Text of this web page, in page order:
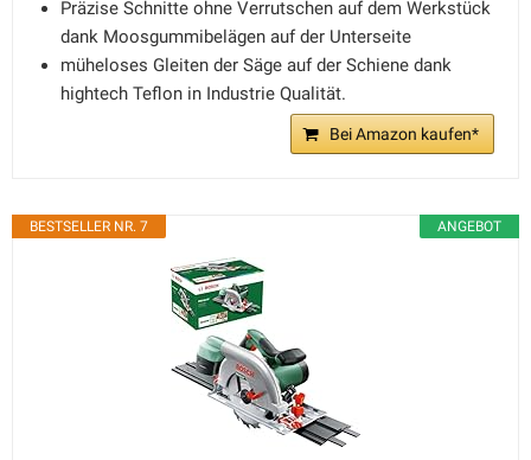
Präzise Schnitte ohne Verrutschen auf dem Werkstück
dank Moosgummibelägen auf der Unterseite
müheloses Gleiten der Säge auf der Schiene dank
hightech Teflon in Industrie Qualität.
Bei Amazon kaufen*
ANGEBOT
BESTSELLER NR. 7